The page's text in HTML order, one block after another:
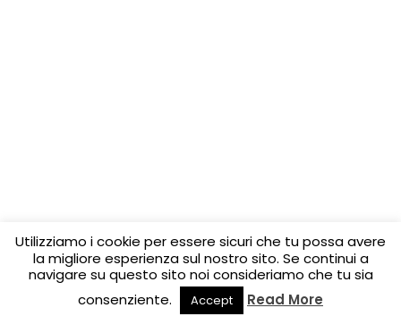
Utilizziamo i cookie per essere sicuri che tu possa avere
la migliore esperienza sul nostro sito. Se continui a
navigare su questo sito noi consideriamo che tu sia
consenziente.
Accept Read More